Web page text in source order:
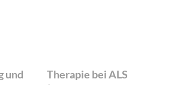
und
Therapie bei ALS